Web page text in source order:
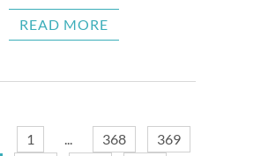
READ MORE
1 ... 368
369